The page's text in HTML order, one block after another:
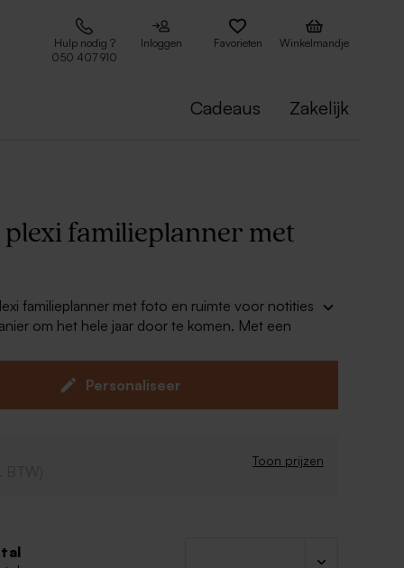
Hulp nodig ?
050 407 910
Inloggen Favorieten Winkelmandje
Cadeaus Zakelijk
plexi familieplanner met
familieplanner met foto en ruimte voor notities
om het hele jaar door te komen. Met een
van je gezin.
inclusief een ophangsysteem van 8
Bevestig 4 magneten aan de muur en 4
familieplanner met foto
Personaliseer
Toon prijzen
BTW)